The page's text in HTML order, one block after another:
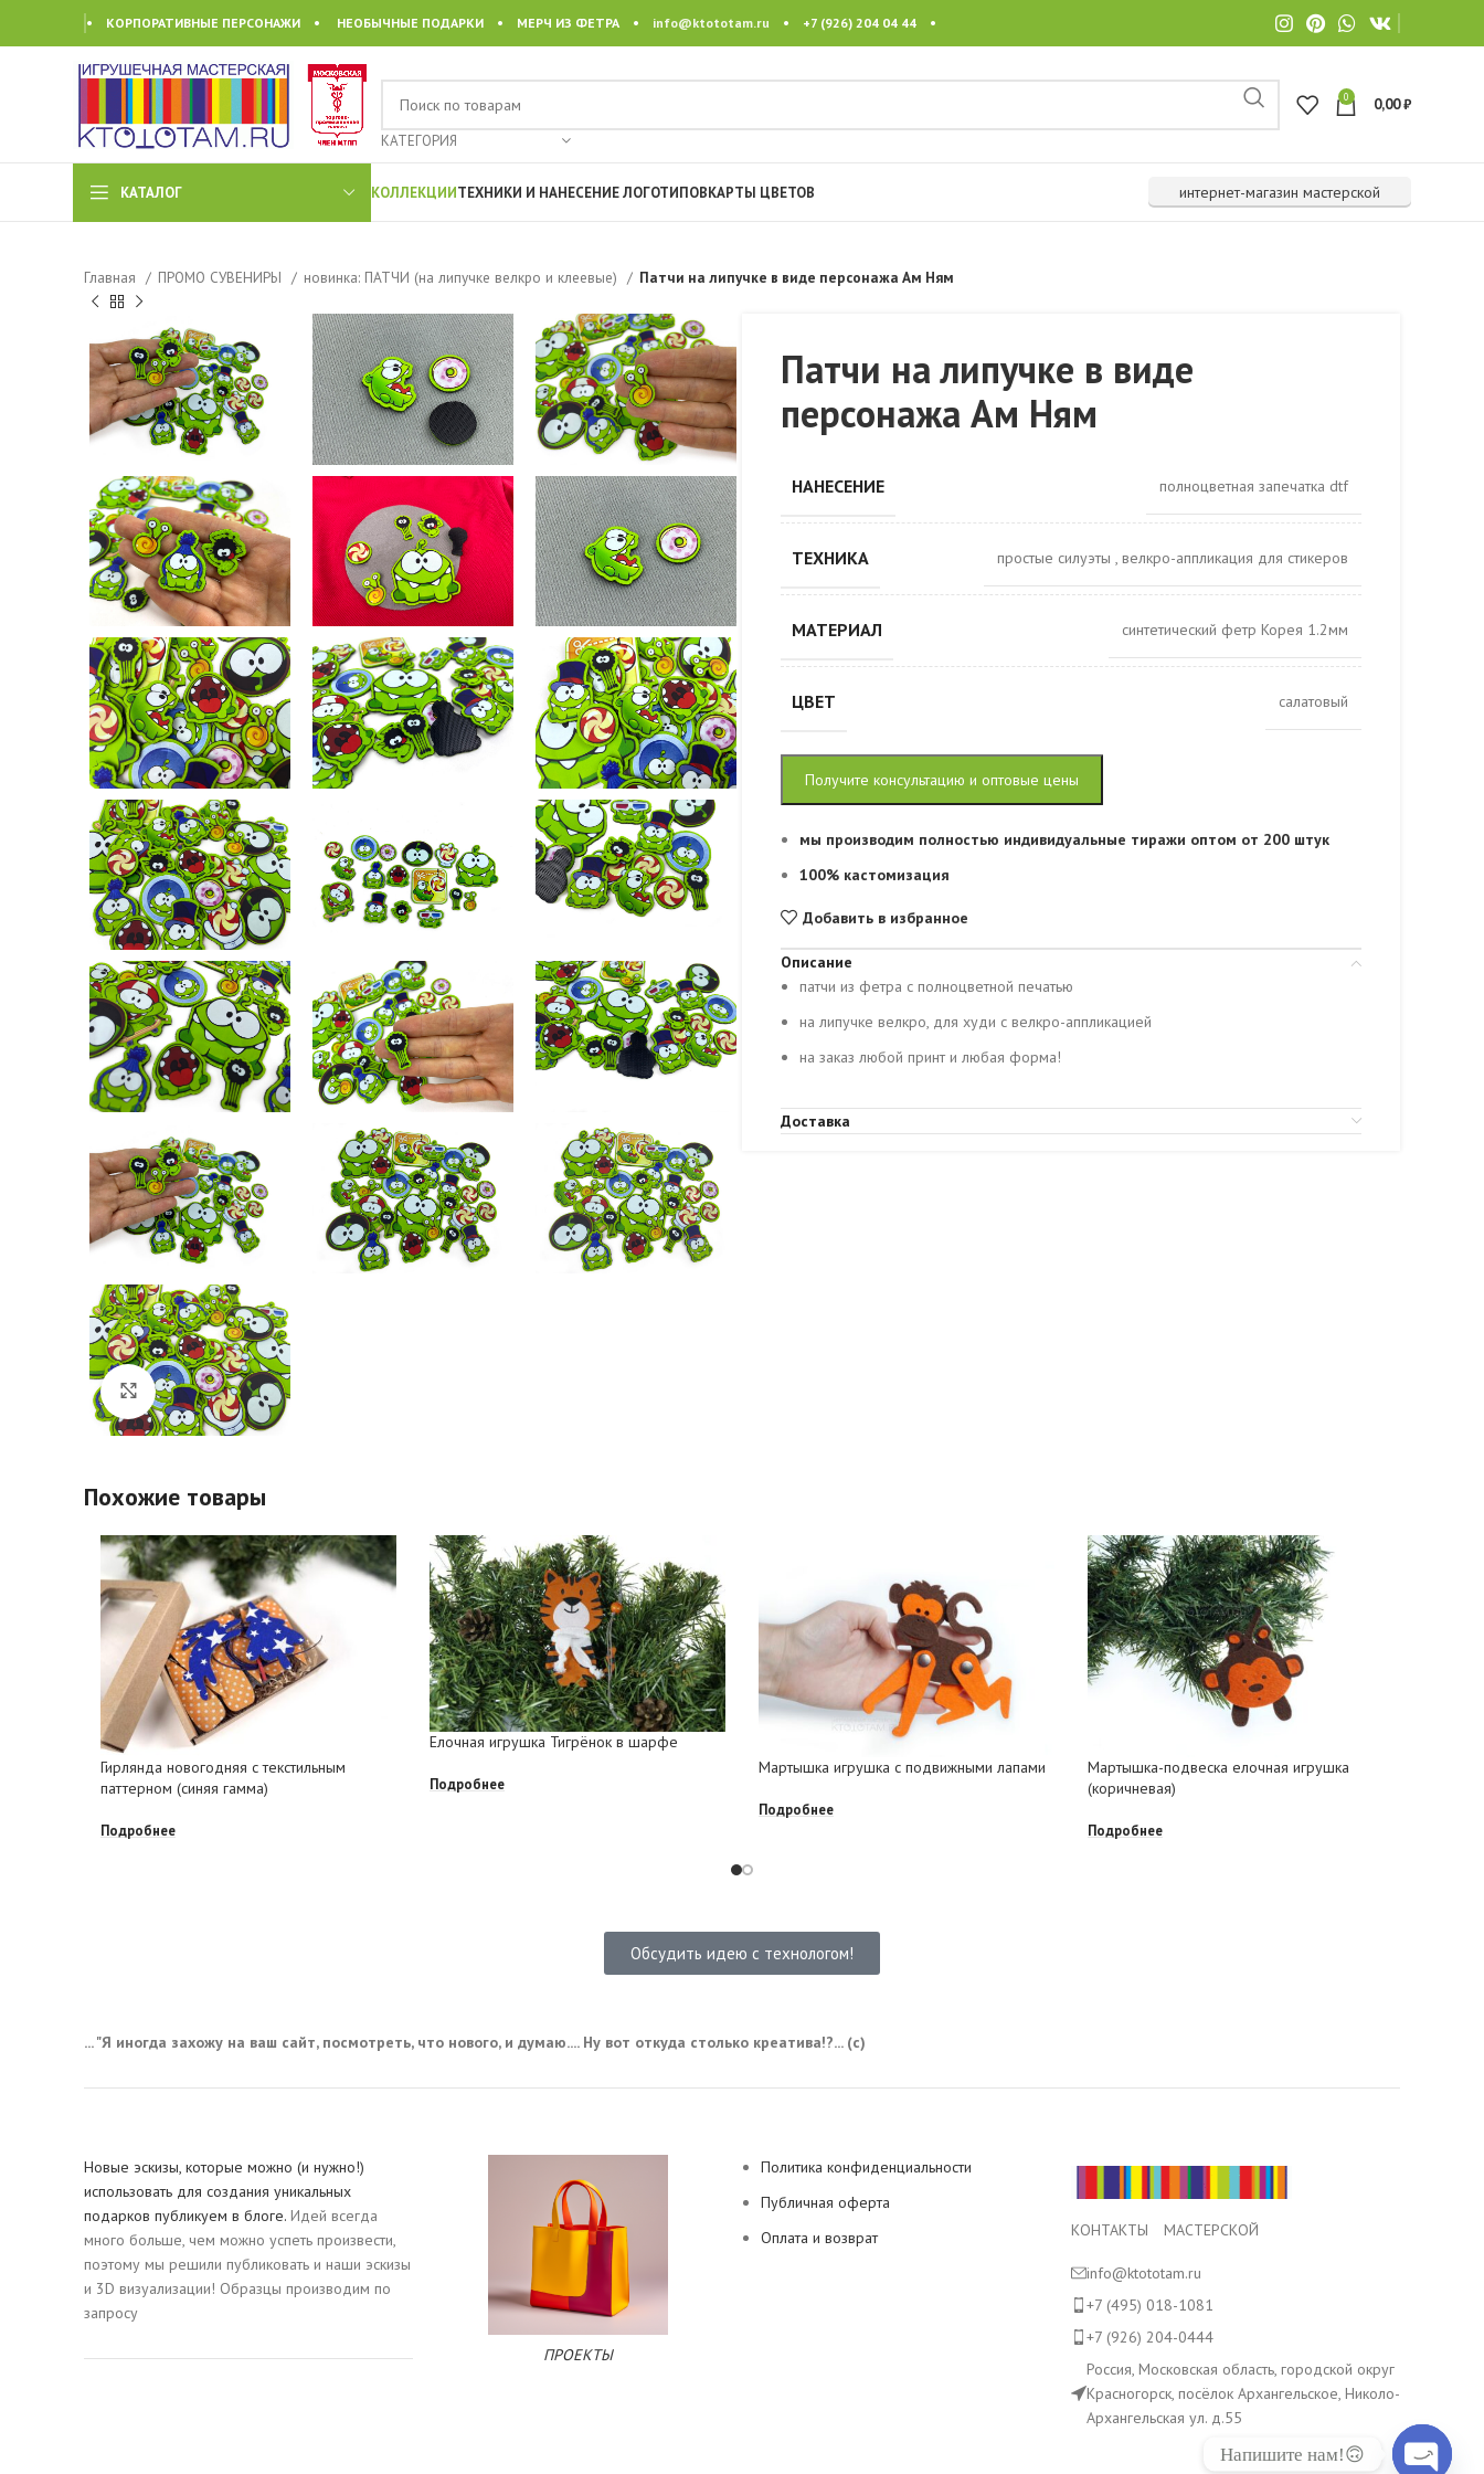
• КОРПОРАТИВНЫЕ ПЕРСОНАЖИ • НЕОБЫЧНЫЕ ПОДАРКИ • МЕРЧ ИЗ ФЕТРА • info@ktototam.ru • +7 (926) 204 04 44 •
КАТЕГОРИЯ
0 0,00₽
КАТАЛОГ КОЛЛЕКЦИИТЕХНИКИ И НАНЕСЕНИЕ ЛОГОТИПОВКАРТЫ ЦВЕТОВ интернет-магазин мастерской
Главная ПРОМО СУВЕНИРЫ новинка: ПАТЧИ (на липучке велкро и клеевые) Патчи на липучке в виде персонажа Ам Ням
Click to enlarge
Патчи на липучке в виде
персонажа Ам Ням
НАНЕСЕНИЕ полноцветная запечатка dtf
ТЕХНИКА простые силуэты , велкро-аппликация для стикеров
МАТЕРИАЛ синтетический фетр Корея 1.2мм
ЦВЕТ салатовый
Получите консультацию и оптовые цены
мы производим полностью индивидуальные тиражи оптом от 200 штук
100% кастомизация
Добавить в избранное
Описание
патчи из фетра с полноцветной печатью
на липучке велкро, для худи с велкро-аппликацией
на заказ любой принт и любая форма!
Доставка
Похожие товары
Гирлянда новогодняя с текстильным
паттерном (синяя гамма)
Подробнее
Елочная игрушка Тигрёнок в шарфе
Подробнее
Мартышка игрушка с подвижными лапами
Подробнее
Мартышка-подвеска елочная игрушка
(коричневая)
Подробнее
Обсудить идею с технологом!
... "Я иногда захожу на ваш сайт, посмотреть, что нового, и думаю.... Ну вот откуда столько креатива!?... (с)
Новые эскизы, которые можно (и нужно!)
использовать для создания уникальных
подарков публикуем в блоге. Идей всегда
много больше, чем можно успеть произвести,
поэтому мы решили публиковать и наши эскизы
и 3D визуализации! Образцы производим по
запросу
ПРОЕКТЫ
Политика конфиденциальности
Публичная оферта
Оплата и возврат
КОНТАКТЫ МАСТЕРСКОЙ
info@ktototam.ru
+7 (495) 018-1081
+7 (926) 204-0444
Россия, Московская область, городской округ
Красногорск, посёлок Архангельское, Николо-
Архангельская ул. д.55
Напишите нам!🙃